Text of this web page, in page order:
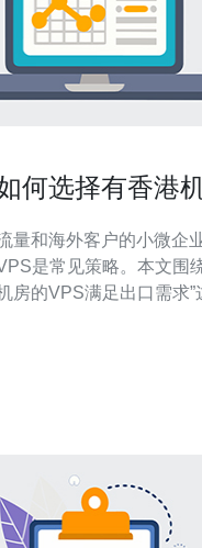
何选择有香港
量和海外客户的小微企
是常见策略。本文围
房的VPS满足出口需求”
更适合自身的选择，从